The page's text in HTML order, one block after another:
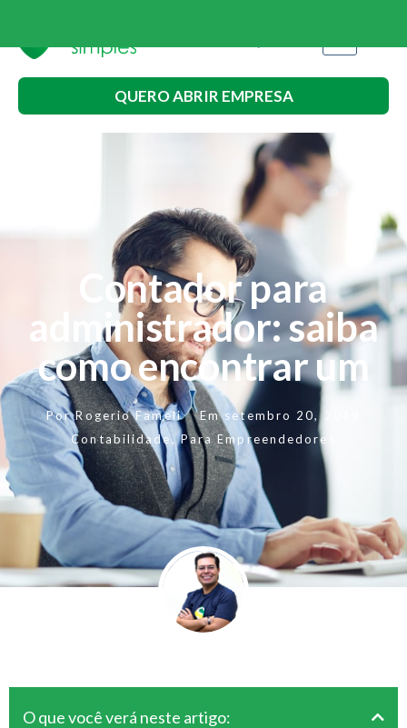
QUERO ABRIR EMPRESA
Contador para
administrador: saiba
como encontrar um
PorRogerio Fameli Em setembro 20, 2019
Contabilidade,Para Empreendedores
O que você verá neste artigo: